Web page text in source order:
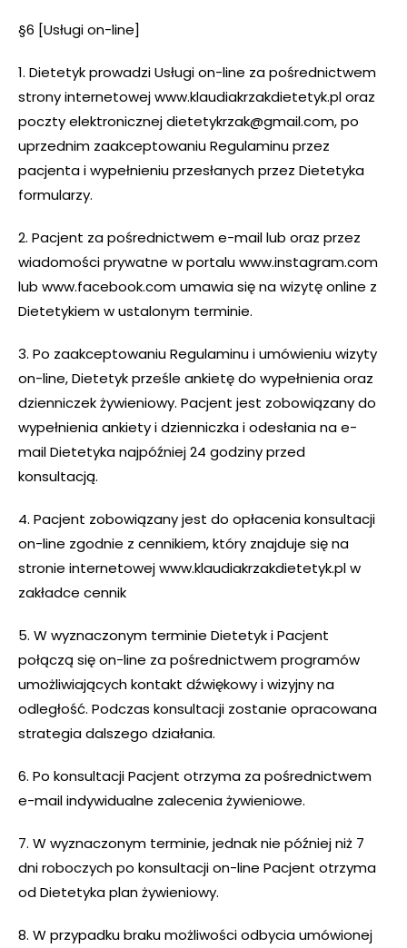
§6 [Usługi on-line]
1. Dietetyk prowadzi Usługi on-line za pośrednictwem
strony internetowej www.klaudiakrzakdietetyk.pl oraz
poczty elektronicznej dietetykrzak@gmail.com, po
uprzednim zaakceptowaniu Regulaminu przez
pacjenta i wypełnieniu przesłanych przez Dietetyka
formularzy.
2. Pacjent za pośrednictwem e-mail lub oraz przez
wiadomości prywatne w portalu www.instagram.com
lub www.facebook.com umawia się na wizytę online z
Dietetykiem w ustalonym terminie.
3. Po zaakceptowaniu Regulaminu i umówieniu wizyty
on-line, Dietetyk prześle ankietę do wypełnienia oraz
dzienniczek żywieniowy. Pacjent jest zobowiązany do
wypełnienia ankiety i dzienniczka i odesłania na e-
mail Dietetyka najpóźniej 24 godziny przed
konsultacją.
4. Pacjent zobowiązany jest do opłacenia konsultacji
on-line zgodnie z cennikiem, który znajduje się na
stronie internetowej www.klaudiakrzakdietetyk.pl w
zakładce cennik
5. W wyznaczonym terminie Dietetyk i Pacjent
połączą się on-line za pośrednictwem programów
umożliwiających kontakt dźwiękowy i wizyjny na
odległość. Podczas konsultacji zostanie opracowana
strategia dalszego działania.
6. Po konsultacji Pacjent otrzyma za pośrednictwem
e-mail indywidualne zalecenia żywieniowe.
7. W wyznaczonym terminie, jednak nie później niż 7
dni roboczych po konsultacji on-line Pacjent otrzyma
od Dietetyka plan żywieniowy.
8. W przypadku braku możliwości odbycia umówionej